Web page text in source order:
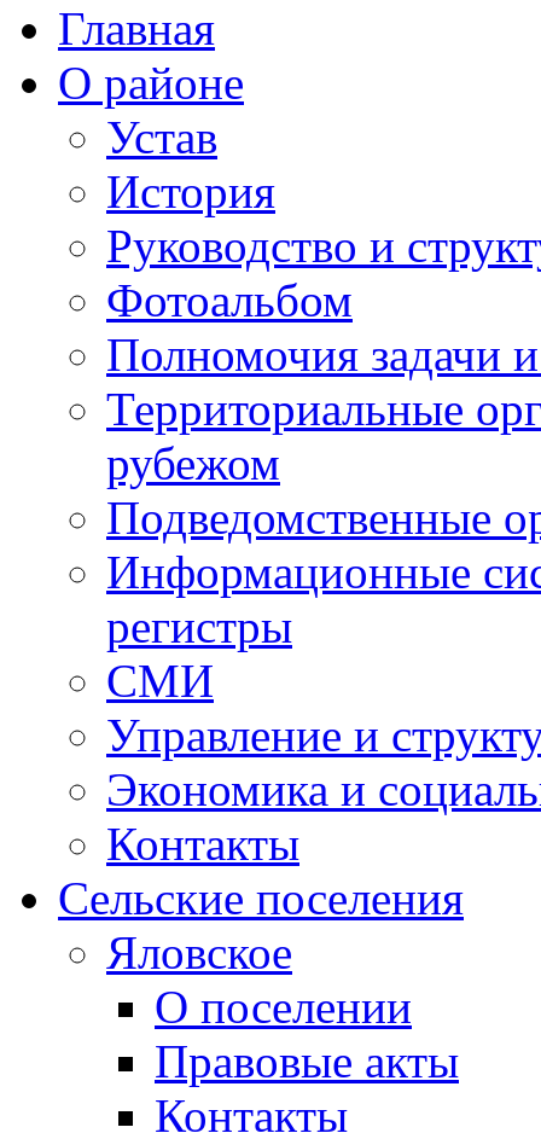
Главная
О районе
Устав
История
Руководство и
Фотоальбом
Полномочия задачи
Территориальные
рубежом
Подведомственные
Информационные
регистры
СМИ
Управление и
Экономика и
Контакты
Сельские поселения
Яловское
О поселении
Правовые акты
Контакты